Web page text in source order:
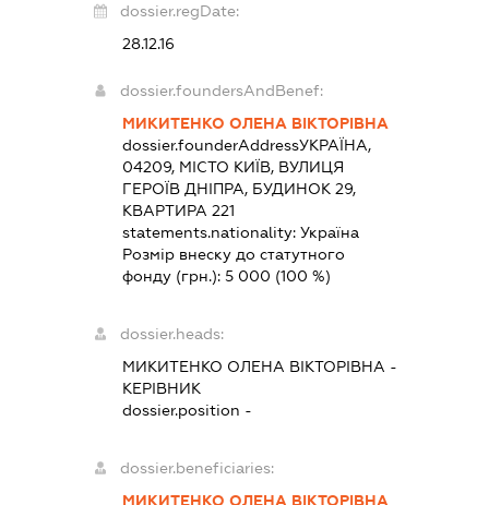
dossier.regDate:
28.12.16
dossier.foundersAndBenef:
МИКИТЕНКО ОЛЕНА ВІКТОРІВНА
dossier.founderAddressУКРАЇНА,
04209, МІСТО КИЇВ, ВУЛИЦЯ
ГЕРОЇВ ДНІПРА, БУДИНОК 29,
КВАРТИРА 221
statements.nationality: Україна
Розмір внеску до статутного
фонду (грн.): 5 000 (100 %)
dossier.heads:
МИКИТЕНКО ОЛЕНА ВІКТОРІВНА -
КЕРІВНИК
dossier.position -
dossier.beneficiaries:
МИКИТЕНКО ОЛЕНА ВІКТОРІВНА